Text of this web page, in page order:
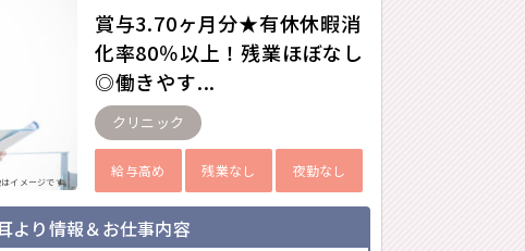
イメージです。
賞与3.70ヶ月分★有休休暇消
化率80％以上！残業ほぼなし
◎働きやす...
クリニック
給与高め 残業なし 夜勤なし
より情報＆お仕事内容